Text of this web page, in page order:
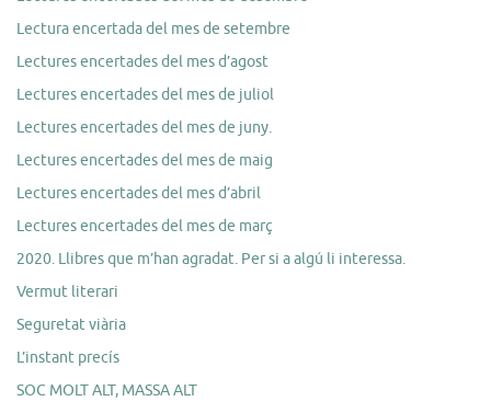
Lectura encertada del mes de setembre
Lectures encertades del mes d’agost
Lectures encertades del mes de juliol
Lectures encertades del mes de juny.
Lectures encertades del mes de maig
Lectures encertades del mes d’abril
Lectures encertades del mes de març
2020. Llibres que m’han agradat. Per si a algú li interessa.
Vermut literari
Seguretat viària
L’instant precís
SOC MOLT ALT, MASSA ALT